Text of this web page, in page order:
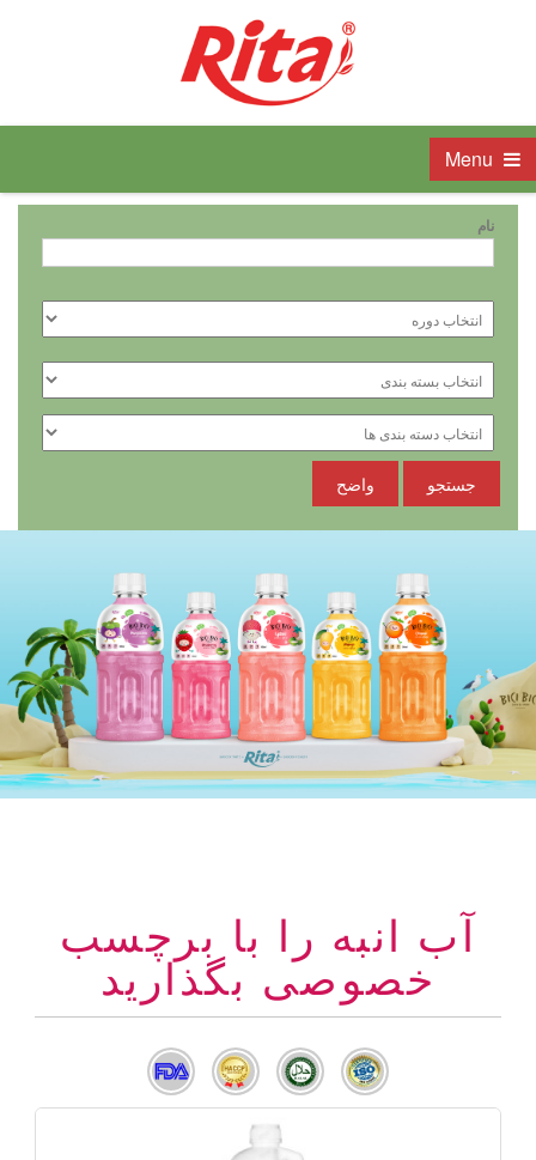
نام
جستجو واضح
آب انبه را با برچسب
خصوصی بگذارید